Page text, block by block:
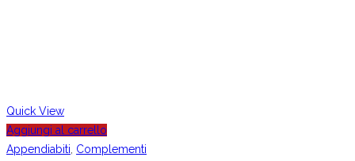
Quick View
Aggiungi al carrello
Appendiabiti, Complementi